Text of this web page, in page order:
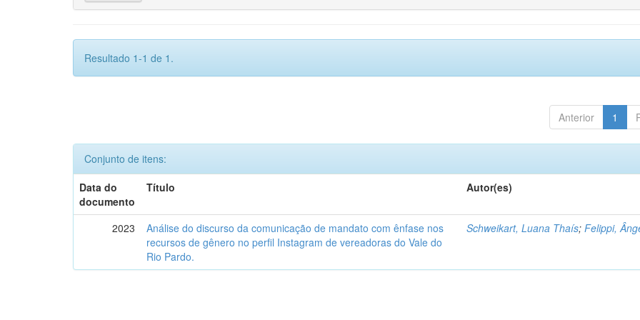
Resultado 1-1 de 1.
Anterior 1
Conjunto de itens:
Data do
documento
Título Autor(es)
2023
Análise do discurso da comunicação de mandato com ênfase nos
recursos de gênero no perfil Instagram de vereadoras do Vale do
Rio Pardo.
Schweikart, Luana Thaís;Felippi,